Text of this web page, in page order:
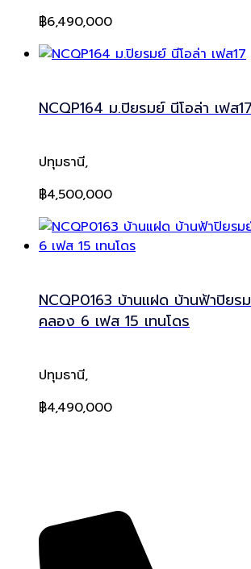
฿6,490,000
NCQP164 ม.ปิยรมย์ นีโอล่า เฟส
ปทุมธานี,
฿4,500,000
NCQP0163 บ้านแฝด บ้านฟ้าปิยร
คลอง 6 เฟส 15 เทนโดร
ปทุมธานี,
฿4,490,000